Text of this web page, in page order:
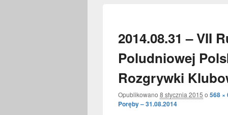
2014.08.31 – VII
Poludniowej
Rozgrywki
Opublikowano 8 stycznia 2015 o 568 ×
Poręby – 31.08.2014